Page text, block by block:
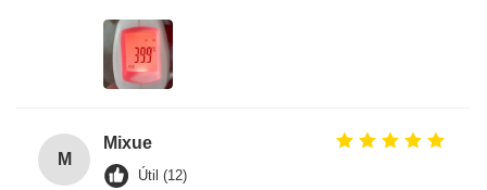
M
Mixue
Útil (12)